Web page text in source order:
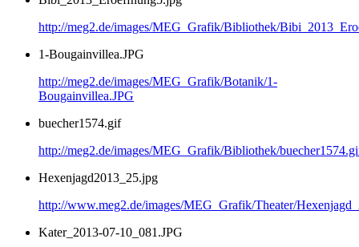
http://meg2.de/images/MEG_Grafik/Bibliothek/
1-Bougainvillea.JPG
http://meg2.de/images/MEG_Grafik/Botanik/1-
Bougainvillea.JPG
buecher1574.gif
http://meg2.de/images/MEG_Grafik/Bibliothek/
Hexenjagd2013_25.jpg
http://www.meg2.de/images/MEG_Grafik/Theater/
Kater_2013-07-10_081.JPG